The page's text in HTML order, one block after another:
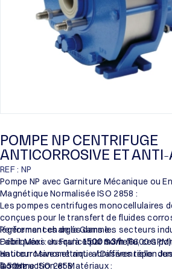
POMPE NP CENTRIFUGE
ANTICORROSIVE ET
REF : NP
Pompe NP avec Garniture Mécanique ou
Magnétique Normalisée ISO 2858 :
Les pompes centrifuges monocellulaires
conçues pour le transfert de fluides
légèrement chargés dans les secteurs
Fabriquées en France par Someflu, ces
anticorrosives et anti-abrasives
la norme ISO 2858.
Performances de la Gamme :
Débit Maxi : Jusqu’à1500 m3/h(6600
Hauteur Manométrique / Différentielle :
à 50Hz.
Construction et Matériaux :